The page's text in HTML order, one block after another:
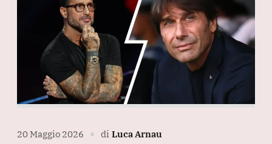
20 Maggio 2026 ∎ di Luca Arnau